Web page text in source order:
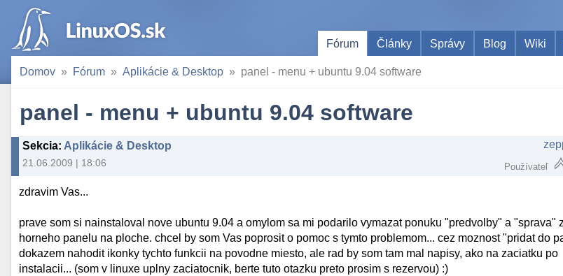
Fórum
Články Správy Blog Wiki
Domov Fórum Aplikácie & Desktop panel - menu + ubuntu 9.04 software
panel - menu + ubuntu 9.04 software
Sekcia: Aplikácie & Desktop
21.06.2009 | 18:06 Používateľ
zdravim Vas...
prave som si nainstaloval nove ubuntu 9.04 a omylom sa mi podarilo vymazat ponuku "predvolby" a "sprava" z
horneho panelu na ploche. chcel by som Vas poprosit o pomoc s tymto problemom... cez moznost "pridat do
dokazem nahodit ikonky tychto funkcii na povodne miesto, ale rad by som tam mal napisy, ako na zaciatku po
instalacii... (som v linuxe uplny zaciatocnik, berte tuto otazku preto prosim s rezervou) :)